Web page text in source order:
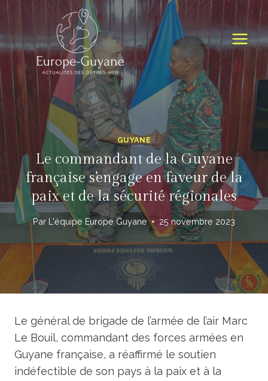
Skip
content
GUYANE
Le commandant de la Guyane
française s’engage en faveur de la
paix et de la sécurité régionales
Par L'équipe Europe Guyane 25 novembre 2023
Le général de brigade de l’armée de l’air Marc
Le Bouil, commandant des forces armées en
Guyane française, a réaffirmé le soutien
indéfectible de son pays à la paix et à la